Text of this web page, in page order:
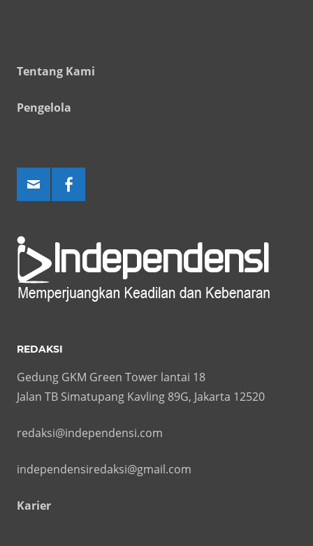
Tentang Kami
Pengelola
REDAKSI
Gedung GKM Green Tower lantai 18
Jalan TB Simatupang Kavling 89G, Jakarta 12520
redaksi@independensi.com
independensiredaksi@gmail.com
Karier